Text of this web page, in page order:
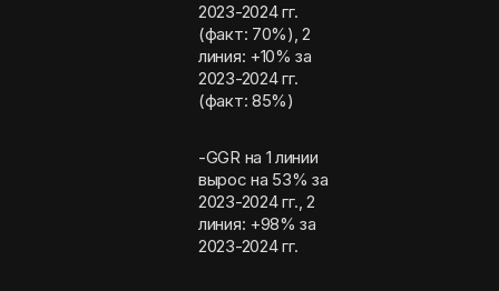
2023-2024 гг.
(факт: 70%), 2
линия: +10% за
2023-2024 гг.
(факт: 85%)
-GGR на 1 линии
вырос на 53% за
2023-2024 гг., 2
линия: +98% за
2023-2024 гг.